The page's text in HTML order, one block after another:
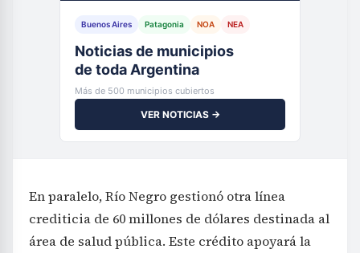
Buenos Aires Patagonia NOA NEA
Noticias de municipios
de toda Argentina
Más de 500 municipios cubiertos
VER NOTICIAS →
En paralelo, Río Negro gestionó otra línea
crediticia de 60 millones de dólares destinada al
área de salud pública. Este crédito apoyará la